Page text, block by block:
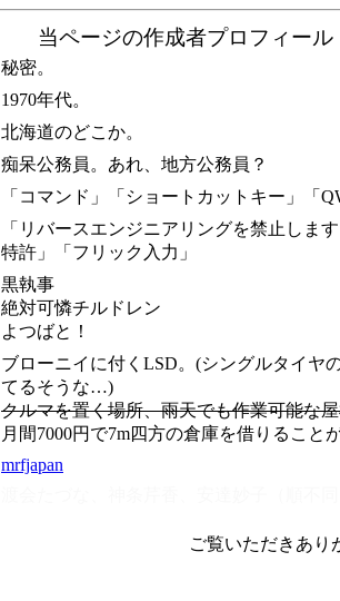
当ページの作成者プロフィール
秘密。
1970年代。
北海道のどこか。
痴呆公務員。あれ、地方公務員？
「コマンド」「ショートカットキー」「
「リバースエンジニアリングを禁止しま
特許」「フリック入力」
黒執事
絶対可憐チルドレン
よつばと！
ブローニイに付くLSD。(シングルタイヤ
てるそうな…)
クルマを置く場所、雨天でも作業可能な
月間7000円で7m四方の倉庫を借りること
mrfjapan
ご覧いただきあり